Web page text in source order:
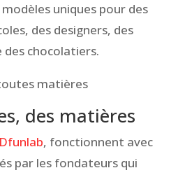
uniques pour des
des designers, des
chocolatiers.
des matières
, fonctionnent avec
par les fondateurs qui